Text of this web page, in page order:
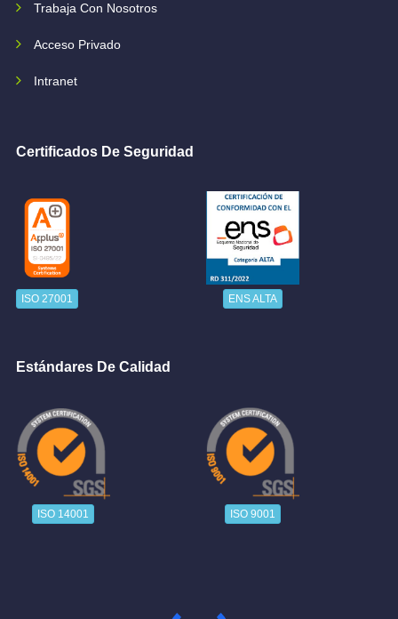
Trabaja Con Nosotros
Acceso Privado
Intranet
Certificados De Seguridad
ISO 27001 ENS ALTA
Estándares De Calidad
ISO 14001 ISO 9001